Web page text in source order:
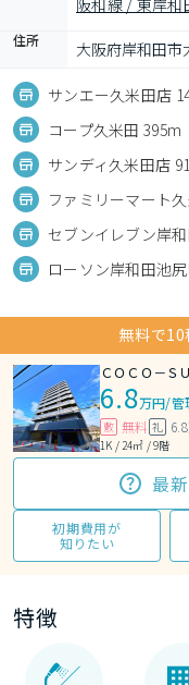
阪和線 / 東岸和
住所 大阪府岸和田市
サンエー久米田店
コープ久米田 395m
サンディ久米田店
ファミリーマート
セブンイレブン岸
ローソン岸和田池
無料で
ＣＯＣＯ－Ｓ
6.8万円/管
敷 無料 礼
1K / 24㎡ / 9階
最
初期費用が
知りたい
特徴